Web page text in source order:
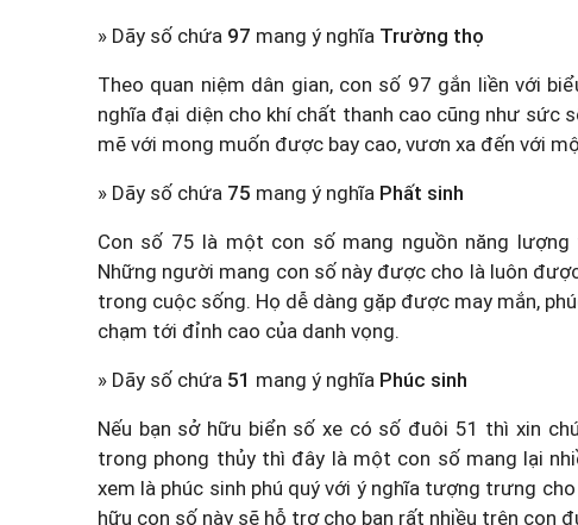
» Dãy số chứa 97 mang ý nghĩa Trường thọ
Theo quan niệm dân gian, con số 97 gắn liền với
nghĩa đại diện cho khí chất thanh cao cũng như sức
mẽ với mong muốn được bay cao, vươn xa đến với
» Dãy số chứa 75 mang ý nghĩa Phất sinh
Con số 75 là một con số mang nguồn năng
Những người mang con số này được cho là luôn
trong cuộc sống. Họ dễ dàng gặp được may mắn,
chạm tới đỉnh cao của danh vọng.
» Dãy số chứa 51 mang ý nghĩa Phúc sinh
Nếu bạn sở hữu biển số xe có số đuôi 51 thì xin
trong phong thủy thì đây là một con số mang lại
xem là phúc sinh phú quý với ý nghĩa tượng trưng
hữu con số này sẽ hỗ trợ cho bạn rất nhiều trên con